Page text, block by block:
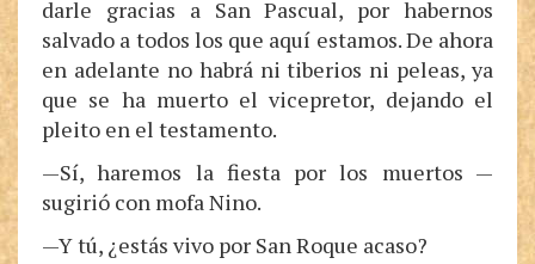
darle gracias a San Pascual, por habernos
salvado a todos los que aquí estamos. De ahora
en adelante no habrá ni tiberios ni peleas, ya
que se ha muerto el vicepretor, dejando el
pleito en el testamento.
—Sí, haremos la fiesta por los muertos —
sugirió con mofa Nino.
—Y tú, ¿estás vivo por San Roque acaso?